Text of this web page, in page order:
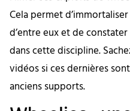
Cela permet
d’entre eux et de
dans cette discipline.
vidéos si ces dernières
anciens supports.